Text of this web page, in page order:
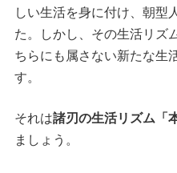
しい生活を身に付け、朝型
た。しかし、その生活リズ
ちらにも属さない新たな生
す。
それは諸刃の生活リズム「
ましょう。